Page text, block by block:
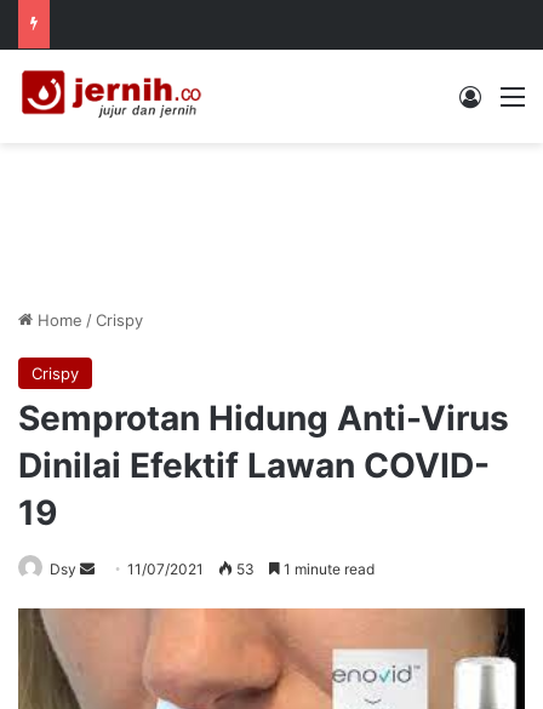
Log In
Home /Crispy
Crispy
Semprotan Hidung Anti-Virus
Dinilai Efektif Lawan COVID-
19
Dsy
Send11/07/2021 53 1 minute read